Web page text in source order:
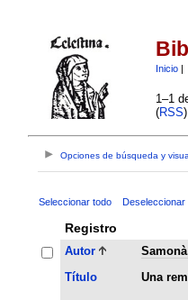
Inicio|
1–1
(RSS
Opciones de búsqueda y
Seleccionar todo Deseleccionar
Registro
Autor
Título
Una